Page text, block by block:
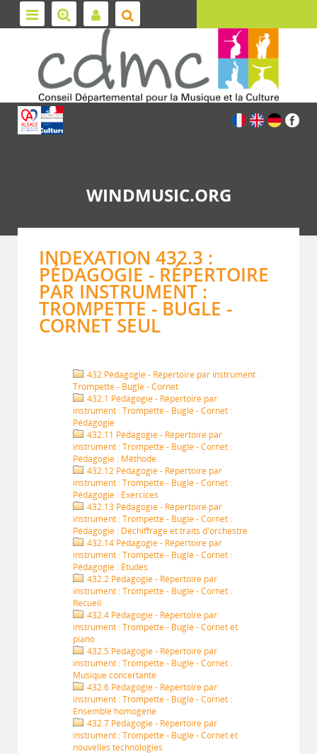
WINDMUSIC.ORG
INDEXATION 432.3 :
PÉDAGOGIE - RÉPERTOIRE
PAR INSTRUMENT :
TROMPETTE - BUGLE -
CORNET SEUL
432 Pédagogie - Répertoire par instrument :
Trompette - Bugle - Cornet
432.1 Pédagogie - Répertoire par
instrument : Trompette - Bugle - Cornet :
Pédagogie
432.11 Pédagogie - Répertoire par
instrument : Trompette - Bugle - Cornet :
Pédagogie : Méthode
432.12 Pédagogie - Répertoire par
instrument : Trompette - Bugle - Cornet :
Pédagogie : Exercices
432.13 Pédagogie - Répertoire par
instrument : Trompette - Bugle - Cornet :
Pédagogie : Déchiffrage et traits d'orchestre
432.14 Pédagogie - Répertoire par
instrument : Trompette - Bugle - Cornet :
Pédagogie : Études
432.2 Pédagogie - Répertoire par
instrument : Trompette - Bugle - Cornet :
Recueil
432.4 Pédagogie - Répertoire par
instrument : Trompette - Bugle - Cornet et
piano
432.5 Pédagogie - Répertoire par
instrument : Trompette - Bugle - Cornet :
Musique concertante
432.6 Pédagogie - Répertoire par
instrument : Trompette - Bugle - Cornet :
Ensemble homogène
432.7 Pédagogie - Répertoire par
instrument : Trompette - Bugle - Cornet et
nouvelles technologies